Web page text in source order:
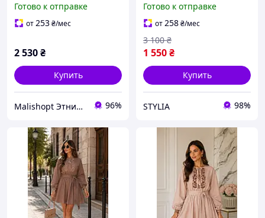
мотивами в пол,
Горчичное платье весна
Готово к отправке
от253₴/мес
2 530₴
Купить
Malishopt Этническая одежда и головные уборы, все для крещения 96%
красивыми рукавами
Нарядные плаття
вышиванки
Готово к отправке
от258₴/мес
1 550₴
3 100 ₴
Купить
STYLIA 98%